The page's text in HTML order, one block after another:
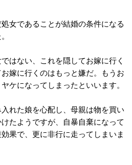
女であることが結婚の条件になる
はない、これを隠してお嫁に行く
嫁に行くのはもっと嫌だ。もうお
ケになってしまったといいます。
れた娘を心配し、母親は物を買い
たようですが、自暴自棄になって
果で、更に非行に走ってしまいま